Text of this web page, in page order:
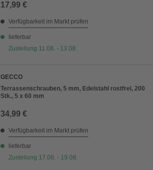
17,99 €
Verfügbarkeit im Markt prüfen
lieferbar
Zustellung 11.08. - 13.08.
GECCO
Terrassenschrauben, 5 mm, Edelstahl rostfrei, 200
Stk., 5 x 60 mm
34,99 €
Verfügbarkeit im Markt prüfen
lieferbar
Zustellung 17.08. - 19.08.